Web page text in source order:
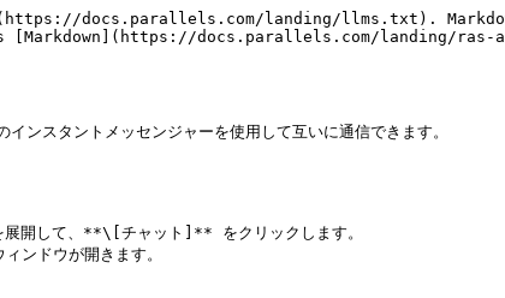
docs.parallels.com/landing/llms.txt).
docs.parallels.com/landing/ras-
スタントメッセンジャーを使用して互いに通信できます。
展開して、**\[チャット]** をクリックします。
ウが開きます。